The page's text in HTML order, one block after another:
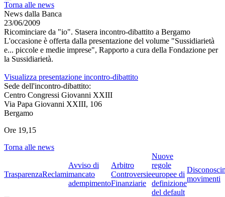
Torna alle news
News dalla Banca
23/06/2009
Ricominciare da "io". Stasera incontro-dibattito a Bergamo
L'occasione è offerta dalla presentazione del volume "Sussidiarietà
e... piccole e medie imprese", Rapporto a cura della Fondazione per
la Sussidiarietà.
Visualizza presentazione incontro-dibattito
Sede dell'incontro-dibattito:
Centro Congressi Giovanni XXIII
Via Papa Giovanni XXIII, 106
Bergamo
Ore 19,15
Torna alle news
TrasparenzaReclami
Avviso di
mancato
adempimento
Arbitro
Controversie
Finanziarie
Nuove
regole
europee di
definizione
del default
movimenti